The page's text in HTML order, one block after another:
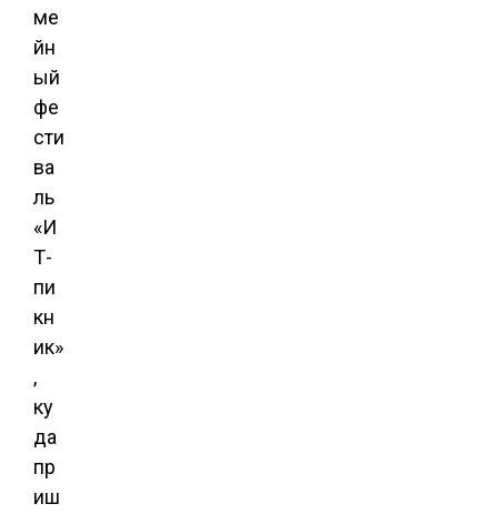
ме
йн
ый
фе
сти
ва
ль
«И
Т-
пи
кн
ик»
,
ку
да
пр
иш